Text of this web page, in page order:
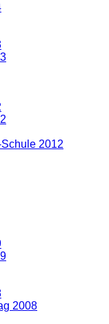
2012
2008